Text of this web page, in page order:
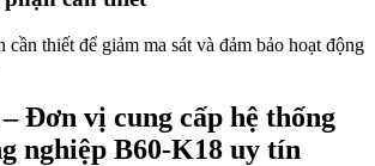
cần thiết để giảm ma sát và đảm bảo hoạt động
Đơn vị cung cấp hệ thống
nghiệp B60-K18 uy tín